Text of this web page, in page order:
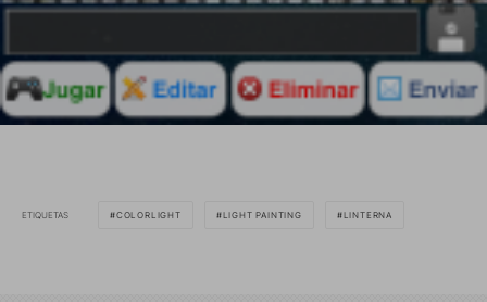
ETIQUETAS COLORLIGHT LIGHT PAINTING LINTERNA